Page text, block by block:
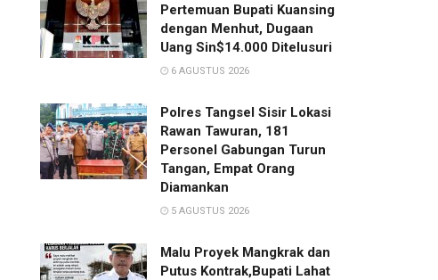
Pertemuan Bupati Kuansing
dengan Menhut, Dugaan
Uang Sin$14.000 Ditelusuri
6 AGUSTUS 2026
Polres Tangsel Sisir Lokasi
Rawan Tawuran, 181
Personel Gabungan Turun
Tangan, Empat Orang
Diamankan
5 AGUSTUS 2026
Malu Proyek Mangkrak dan
Putus Kontrak,Bupati Lahat